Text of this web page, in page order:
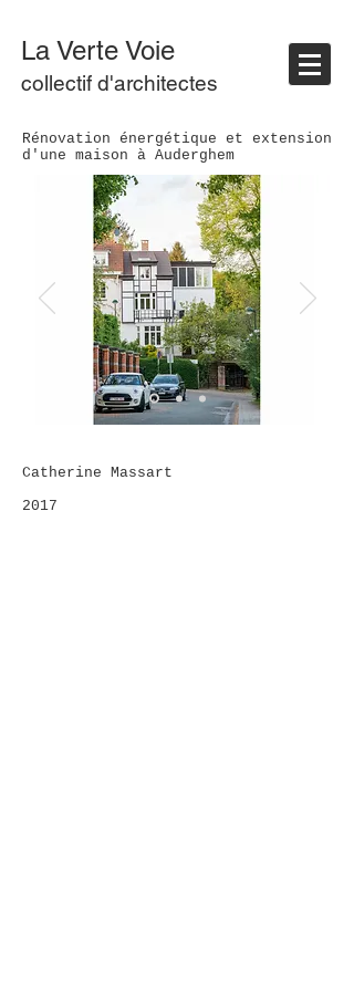
La Verte Voie
collectif d'architectes
Rénovation énergétique et extension
d'une maison à Auderghem
Catherine Massart
2017